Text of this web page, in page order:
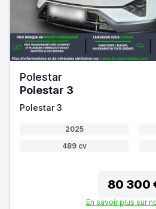
Polestar
Polestar 3
Polestar 3
2025
489 cv
80 300
En savoir plus sur